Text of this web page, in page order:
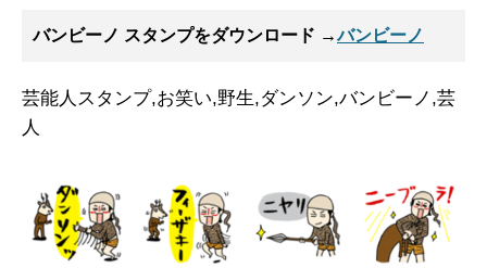
バンビーノ スタンプをダウンロード →バンビーノ
芸能人スタンプ,お笑い,野生,ダンソン,バンビーノ,芸
人